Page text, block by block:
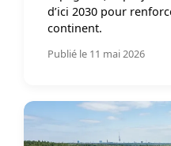
d’ici 2030 pour
continent.
Publié le 11 mai 2026